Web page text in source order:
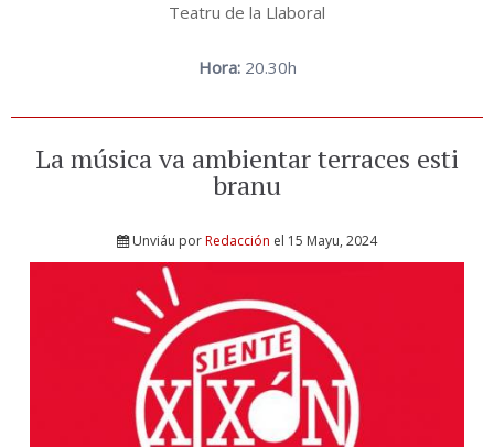
Teatru de la Llaboral
Hora:20.30h
La música va ambientar terraces esti
branu
Unviáu porRedacción el 15 Mayu, 2024